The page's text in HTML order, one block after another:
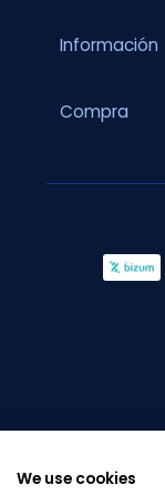
Información
Compra
We use cookies